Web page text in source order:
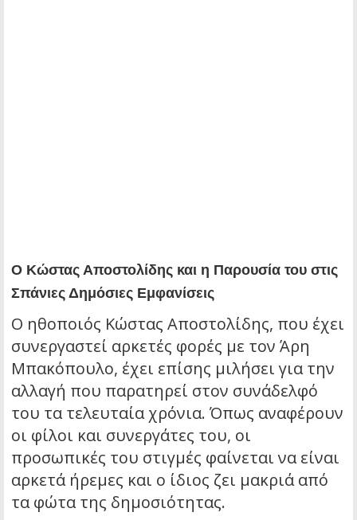
Ο Κώστας Αποστολίδης και η Παρουσία του στις
Σπάνιες Δημόσιες Εμφανίσεις
Ο ηθοποιός Κώστας Αποστολίδης, που έχει
συνεργαστεί αρκετές φορές με τον Άρη
Μπακόπουλο, έχει επίσης μιλήσει για την
αλλαγή που παρατηρεί στον συνάδελφό
του τα τελευταία χρόνια. Όπως αναφέρουν
οι φίλοι και συνεργάτες του, οι
προσωπικές του στιγμές φαίνεται να είναι
αρκετά ήρεμες και ο ίδιος ζει μακριά από
τα φώτα της δημοσιότητας.